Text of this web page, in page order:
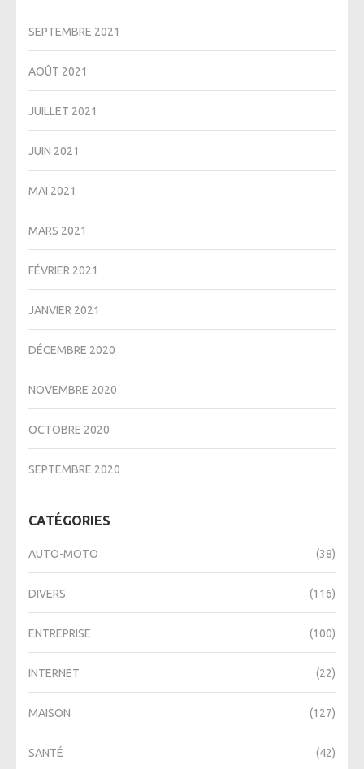
SEPTEMBRE 2021
AOÛT 2021
JUILLET 2021
JUIN 2021
MAI 2021
MARS 2021
FÉVRIER 2021
JANVIER 2021
DÉCEMBRE 2020
NOVEMBRE 2020
OCTOBRE 2020
SEPTEMBRE 2020
CATÉGORIES
AUTO-MOTO (38)
DIVERS (116)
ENTREPRISE (100)
INTERNET (22)
MAISON (127)
SANTÉ (42)